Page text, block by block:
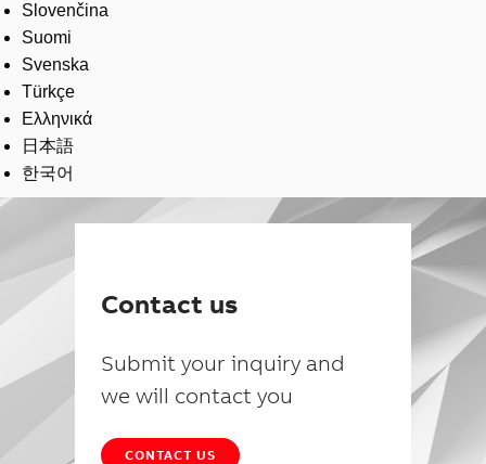
Slovenčina
Suomi
Svenska
Türkçe
Ελληνικά
日本語
한국어
Contact us
Submit your inquiry and
we will contact you
CONTACT US